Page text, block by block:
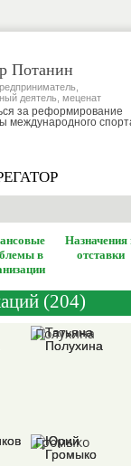
Потанин
деятель, меценат
за реформирование
международного
в
Назначения
отставки
(204)
Татьяна
Полухина
Громыко